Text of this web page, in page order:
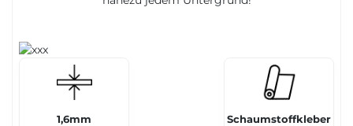
1,6mm Schaumstoffkleber